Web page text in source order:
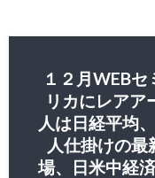
１２月WEB
リカにレアア
人は日経平均
人仕掛けの
場、日米中経